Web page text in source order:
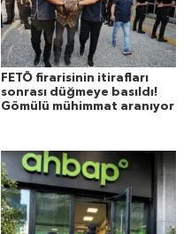
FETÖ firarisinin itirafları
sonrası düğmeye basıldı!
Gömülü mühimmat aranıyor